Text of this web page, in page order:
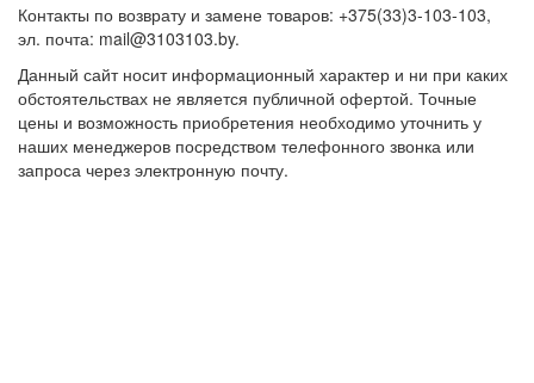
Контакты по возврату и замене товаров: +375(33)3-103-103,
эл. почта: mail@3103103.by.
Данный сайт носит информационный характер и ни при каких
обстоятельствах не является публичной офертой. Точные
цены и возможность приобретения необходимо уточнить у
наших менеджеров посредством телефонного звонка или
запроса через электронную почту.